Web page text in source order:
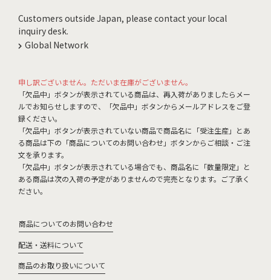
Customers outside Japan, please contact your local
inquiry desk.
Global Network
申し訳ございません。ただいま在庫がございません。
「欠品中」ボタンが表示されている商品は、再入荷がありましたらメー
ルでお知らせしますので、「欠品中」ボタンからメールアドレスをご登
録ください。
「欠品中」ボタンが表示されていない商品で商品名に「受注生産」とあ
る商品は下の「商品についてのお問い合わせ」ボタンからご相談・ご注
文を承ります。
「欠品中」ボタンが表示されている場合でも、商品名に「数量限定」と
ある商品は次の入荷の予定がありませんので完売となります。ご了承く
ださい。
商品についてのお問い合わせ
配送・送料について
商品のお取り扱いについて